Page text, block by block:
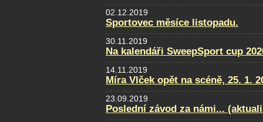
02.12.2019
Sportovec měsíce listopadu.
30.11.2019
Na kalendáři SweepSport cup
14.11.2019
Míra Vlček opět na scéně, 25. 1.
23.09.2019
Poslední závod za námi...